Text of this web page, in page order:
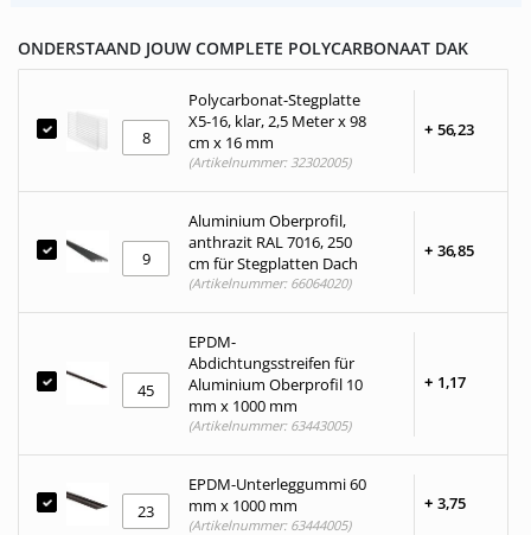
ONDERSTAAND JOUW COMPLETE POLYCARBONAAT DAK
Polycarbonat-Stegplatte
X5-16, klar, 2,5 Meter x 98
cm x 16 mm
+ 56,23
(Artikelnummer: 32302005)
Aluminium Oberprofil,
anthrazit RAL 7016, 250
cm für Stegplatten Dach
+ 36,85
(Artikelnummer: 66064020)
EPDM-
Abdichtungsstreifen für
Aluminium Oberprofil 10
mm x 1000 mm
+ 1,17
(Artikelnummer: 63443005)
EPDM-Unterleggummi 60
mm x 1000 mm
+ 3,75
(Artikelnummer: 63444005)